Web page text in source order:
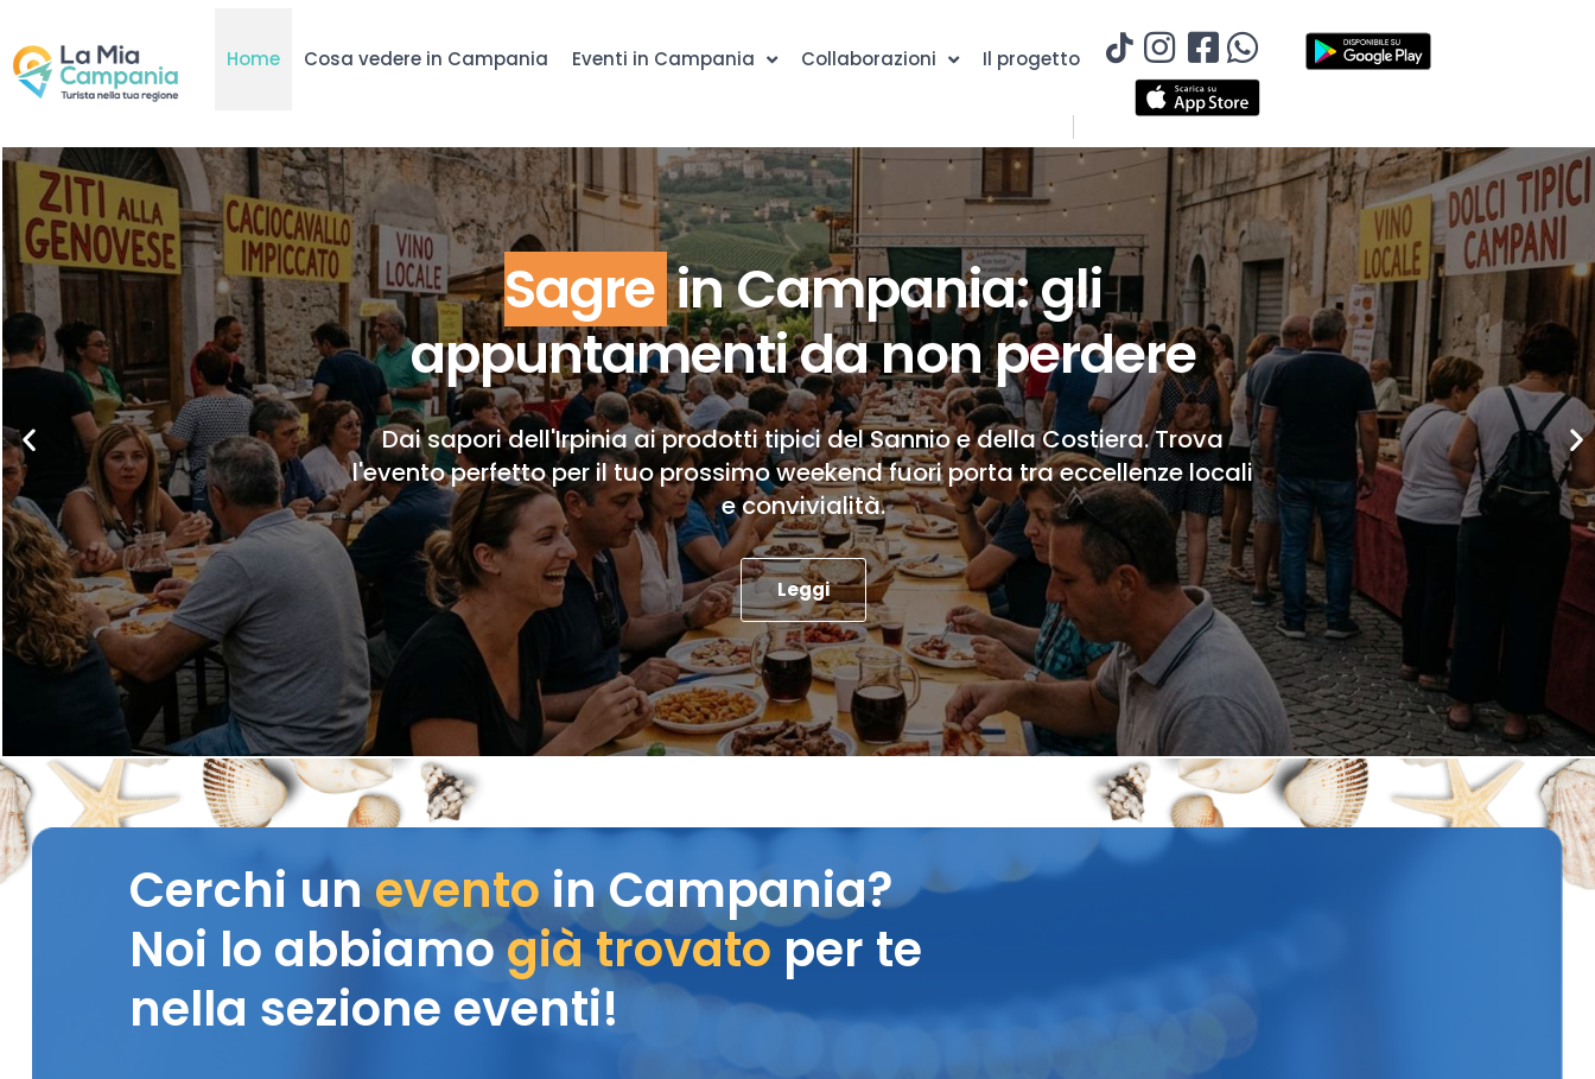
Home Cosa vedere in Campania Eventi in Campania Collaborazioni Il progetto
Sagre in Campania: gli
appuntamenti da non perdere
Dai sapori dell'Irpinia ai prodotti tipici del Sannio e della Costiera. Trova
l'evento perfetto per il tuo prossimo weekend fuori porta tra eccellenze locali
e convivialità.
Leggi
Cerchi uneventoin Campania?
Noi lo abbiamogià trovato per te
nella sezione eventi!